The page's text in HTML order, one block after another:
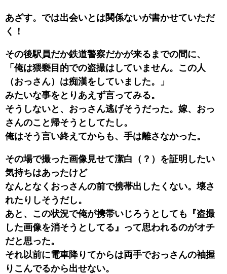
あざす。では出会いとは関係ないが書かせていただ
く！
その後駅員だか鉄道警察だかが来るまでの間に、
「俺は猥褻目的での盗撮はしていません。この人
（おっさん）は痴漢をしていました。」
みたいな事をとりあえず言ってみる。
そうしないと、おっさん逃げそうだった。嫁、おっ
さんのこと帰そうとしてたし。
俺はそう言い終えてからも、手は離さなかった。
その場で撮った画像見せて潔白（？）を証明したい
気持ちはあったけど
なんとなくおっさんの前で携帯出したくない。壊さ
れたりしそうだし。
あと、この状況で俺が携帯いじろうとしても『盗撮
した画像を消そうとしてる』って思われるのがオチ
だと思った。
それ以前に電車降りてからは両手でおっさんの袖握
りこんでるから出せない。